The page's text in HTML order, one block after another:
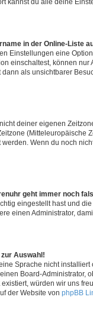
in der Online-Liste
Einstellungen eine
einschaltest, können
als unsichtbarer
deiner eigenen
(Mitteleuropäische
Wenn du noch
geht immer noch
eingestellt hast und
einen Administrator,
Auswahl!
Sprache nicht
Board-Administrator,
würden wir uns
der Website von phpBB